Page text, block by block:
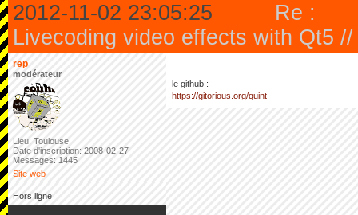
2012-11-02 23:05:25
Re :
Livecoding video effects with Qt5
rep
modérateur
Lieu: Toulouse
Date d'inscription: 2008-02-27
Messages: 1445
Site web
le github :
https://gitorious.org/quint
Hors ligne